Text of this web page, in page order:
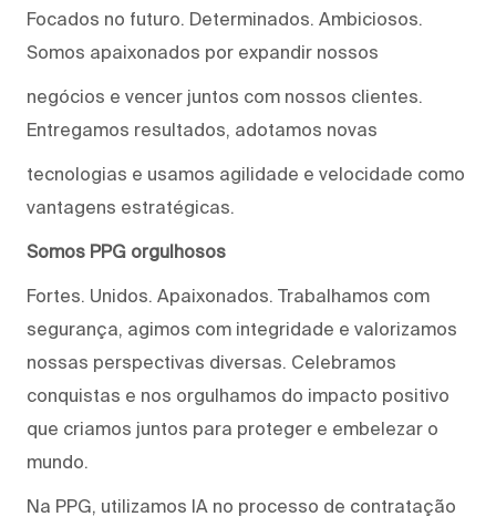
Focados no futuro. Determinados. Ambiciosos.
Somos apaixonados por expandir nossos
negócios e vencer juntos com nossos clientes.
Entregamos resultados, adotamos novas
tecnologias e usamos agilidade e velocidade como
vantagens estratégicas.
Somos PPG orgulhosos
Fortes. Unidos. Apaixonados. Trabalhamos com
segurança, agimos com integridade e valorizamos
nossas perspectivas diversas. Celebramos
conquistas e nos orgulhamos do impacto positivo
que criamos juntos para proteger e embelezar o
mundo.
Na PPG, utilizamos IA no processo de contratação